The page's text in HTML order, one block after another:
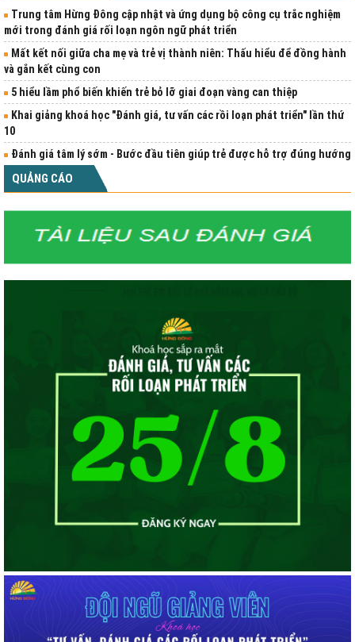
Trung tâm Hừng Đông cập nhật và ứng dụng bộ công cụ trắc nghiệm
mới trong đánh giá rối loạn ngôn ngữ phát triển
Mất kết nối giữa cha mẹ và trẻ vị thành niên: Thấu hiểu để đồng hành
và gắn kết cùng con
5 hiểu lầm phổ biến khiến trẻ bỏ lỡ giai đoạn vàng can thiệp
Khai giảng khoá học "Đánh giá, tư vấn các rồi loạn phát triển" lần thứ
10
Đánh giá tâm lý sớm - Bước đầu tiên giúp trẻ được hỗ trợ đúng hướng
QUẢNG CÁO